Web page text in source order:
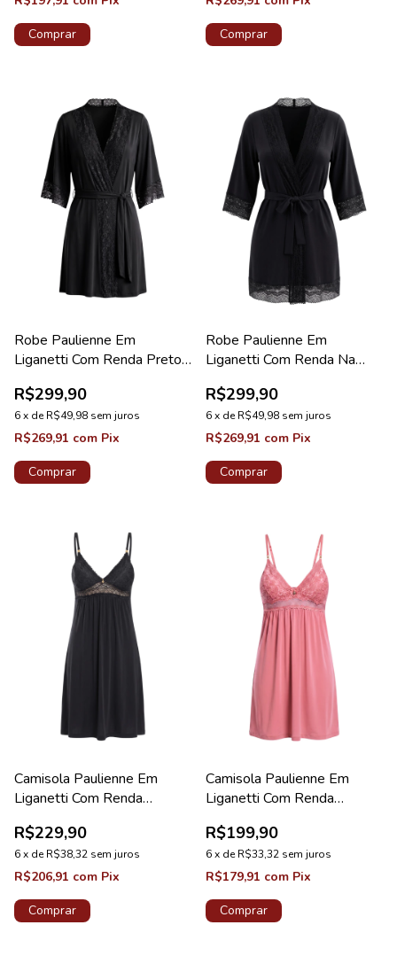
Comprar
Comprar
Robe Paulienne Em
Liganetti Com Renda Preto
R$299,90
6x deR$49,98 sem juros
R$269,91 com Pix
Comprar
Robe Paulienne Em
Liganetti Com Renda Na
R$299,90
6x deR$49,98 sem juros
R$269,91 com Pix
Comprar
Camisola Paulienne Em
Liganetti Com Renda
R$229,90
6x deR$38,32 sem juros
R$206,91 com Pix
Comprar
Camisola Paulienne Em
Liganetti Com Renda
R$199,90
6x deR$33,32 sem juros
R$179,91 com Pix
Comprar